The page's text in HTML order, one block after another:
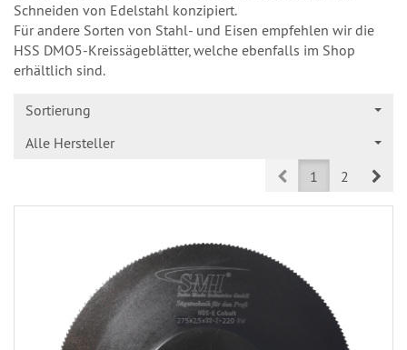
Schneiden von Edelstahl konzipiert.
Für andere Sorten von Stahl- und Eisen empfehlen wir die
HSS DMO5-Kreissägeblätter, welche ebenfalls im Shop
erhältlich sind.
Sortierung
Alle Hersteller
Prev1 2